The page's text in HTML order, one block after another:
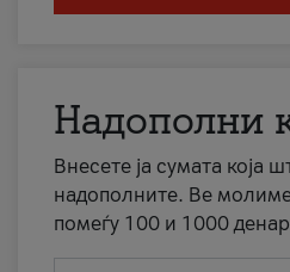
Надополни
Внесете ја сумата која
надополните. Ве
помеѓу 100 и 1000